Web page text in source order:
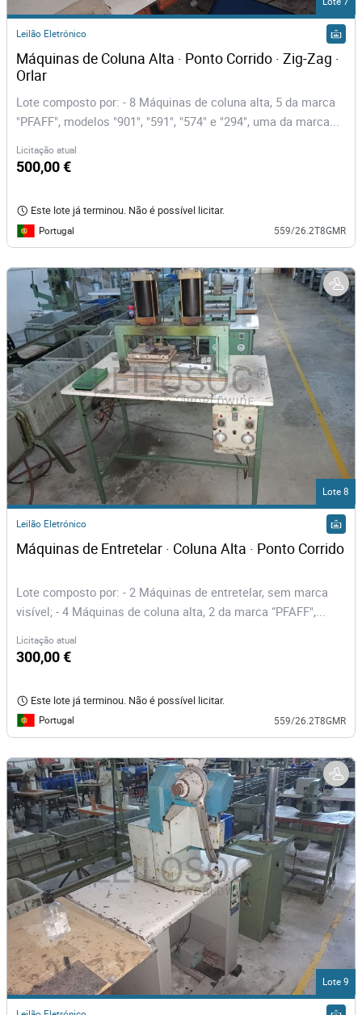
Leilão Eletrónico
Máquinas de Coluna Alta · Ponto Corrido · Zig-Zag ·
Orlar
Lote composto por: - 8 Máquinas de coluna alta, 5 da marca
"PFAFF", modelos "901", "591", "574" e "294", uma da marca...
Licitação atual
500,00 €
Este lote já terminou. Não é possível licitar.
Portugal 559/26.2T8GMR
Lote 8
Leilão Eletrónico
Máquinas de Entretelar · Coluna Alta · Ponto Corrido
Lote composto por: - 2 Máquinas de entretelar, sem marca
visível; - 4 Máquinas de coluna alta, 2 da marca “PFAFF",...
Licitação atual
300,00 €
Este lote já terminou. Não é possível licitar.
Portugal 559/26.2T8GMR
Lote 9